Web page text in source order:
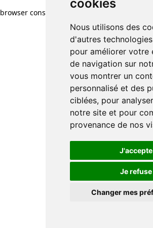
cookies
Nous utilisons des
d'autres
pour améliorer votre
de navigation sur
vous montrer un
personnalisé et des
ciblées, pour
notre site et pour
provenance de nos
J'accepte
Je refuse
Changer mes
cookies
Nous utilisons des
d'autres
pour améliorer votre
de navigation sur
vous montrer un
personnalisé et des
ciblées, pour
notre site et pour
provenance de nos
J'accepte
Je refuse
Changer mes
browser console for more information)